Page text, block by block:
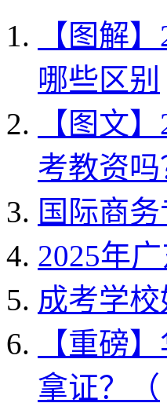
【图解
哪些区别
【图文
考教资吗
国际商
2025年
成考学
【重磅
拿证？（